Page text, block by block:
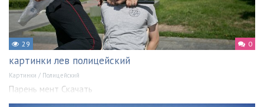
29 0
картинки лев полицейский
Картинки / Полицейский
Парень мент Скачать